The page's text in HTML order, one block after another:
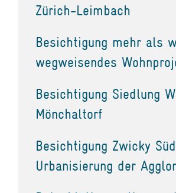
Zürich-Leimbach
Besichtigung mehr als
wegweisendes
Besichtigung Siedlung
Mönchaltorf
Besichtigung Zwicky
Urbanisierung der